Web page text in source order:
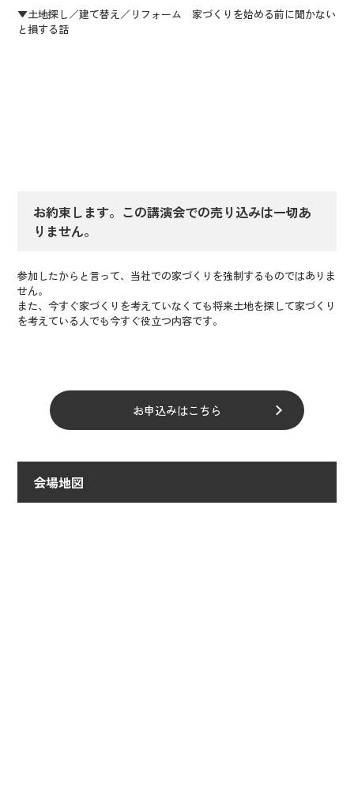
▼土地探し／建て替え／リフォーム 家づくりを始める前に聞かない
と損する話
お約束します。この講演会での売り込みは一切あ
りません。
参加したからと言って、当社での家づくりを強制するものではありま
せん。
また、今すぐ家づくりを考えていなくても将来土地を探して家づくり
を考えている人でも今すぐ役立つ内容です。
お申込みはこちら
会場地図